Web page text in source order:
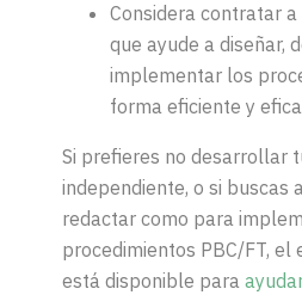
Considera contratar
que ayude a diseñar,
implementar los
forma eficiente y
Si prefieres no desarrollar
independiente, o si buscas
redactar como para
procedimientos PBC/FT, el
está disponible para